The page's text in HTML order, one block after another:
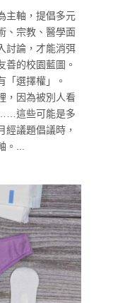
主軸，提倡多元
、宗教、醫學面
討論，才能消弭
善的校園藍圖。
「選擇權」。
，因為被別人看
這些可能是多
經議題倡議時，
...